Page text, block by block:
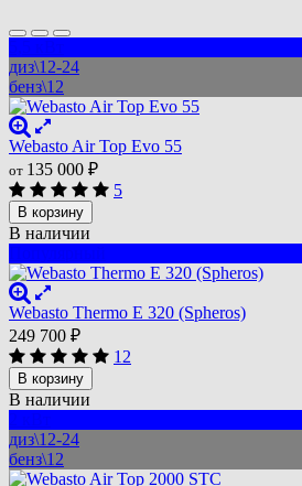
диз\12-24
бенз\12
Webasto Air Top Evo 55
от 135 000 ₽
5
В корзину
В наличии
Webasto Thermo E 320 (Spheros)
249 700 ₽
12
В корзину
В наличии
диз\12-24
бенз\12